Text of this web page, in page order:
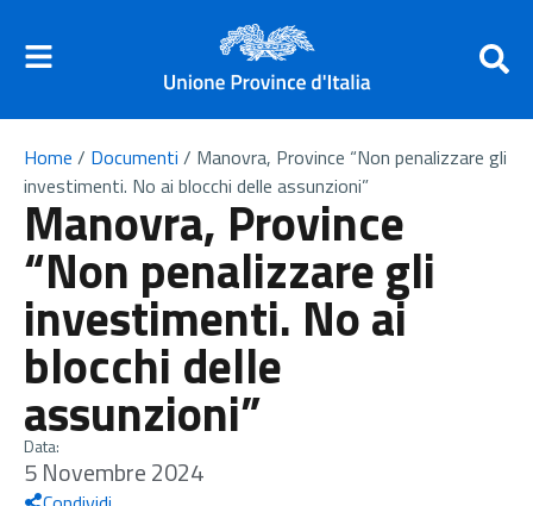
Home / Documenti / Manovra, Province “Non penalizzare gli
investimenti. No ai blocchi delle assunzioni”
Manovra, Province
“Non penalizzare gli
investimenti. No ai
blocchi delle
assunzioni”
Data:
5 Novembre 2024